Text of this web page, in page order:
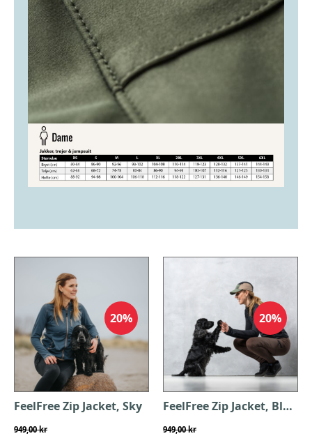
FeelFree Zip Jacket, Sky
949,00 kr
20%
FeelFree Zip Jacket, Black
949,00 kr
20%